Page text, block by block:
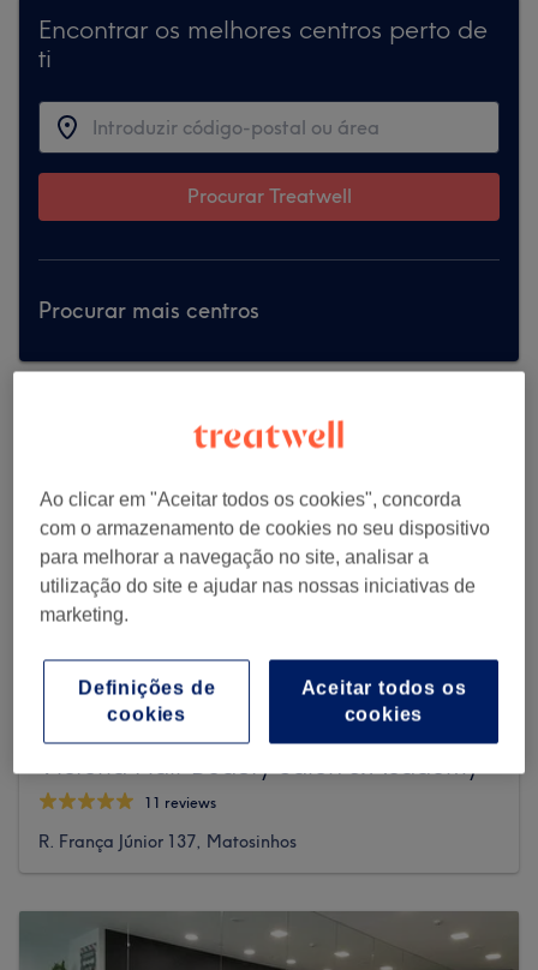
Encontrar os melhores centros perto de
ti
Procurar Treatwell
Procurar mais centros
Victoria Hair Beauty Salon & Academy
11 reviews
R. França Júnior 137, Matosinhos
Ao clicar em "Aceitar todos os cookies", concorda
com o armazenamento de cookies no seu dispositivo
para melhorar a navegação no site, analisar a
utilização do site e ajudar nas nossas iniciativas de
marketing.
Aceitar todos os
cookies
Definições de
cookies